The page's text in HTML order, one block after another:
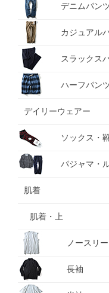
デニムパン
カジュアル
スラックス
ハーフパン
デイリーウェアー
ソックス・
パジャマ・
肌着
肌着・上
ノースリ
長袖